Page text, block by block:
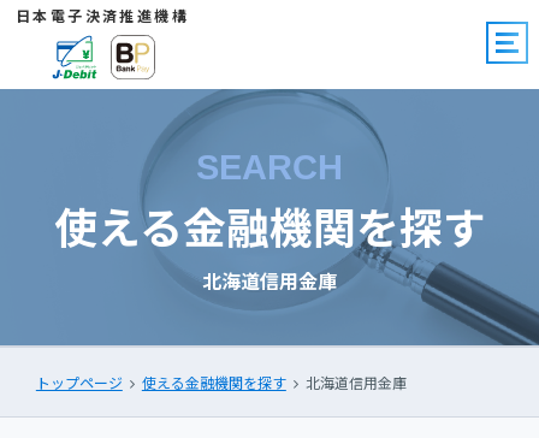
日本電子決済推進機構
SEARCH
使える金融機関を探す
北海道信用金庫
トップページ 使える金融機関を探す 北海道信用金庫